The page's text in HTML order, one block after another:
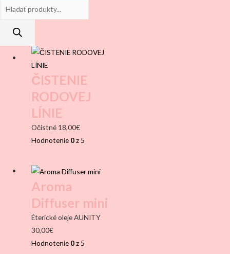
Products
search
ČISTENIE
RODOVEJ
LÍNIE
Očistné 18,00€
Hodnotenie 0z 5
Aroma
Diffuser mini
Éterické oleje AUNITY
30,00€
Hodnotenie 0z 5